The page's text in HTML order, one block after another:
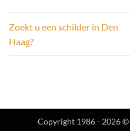
Zoekt u een schilder in Den
Haag?
Copyright 1986 - 2026 ©